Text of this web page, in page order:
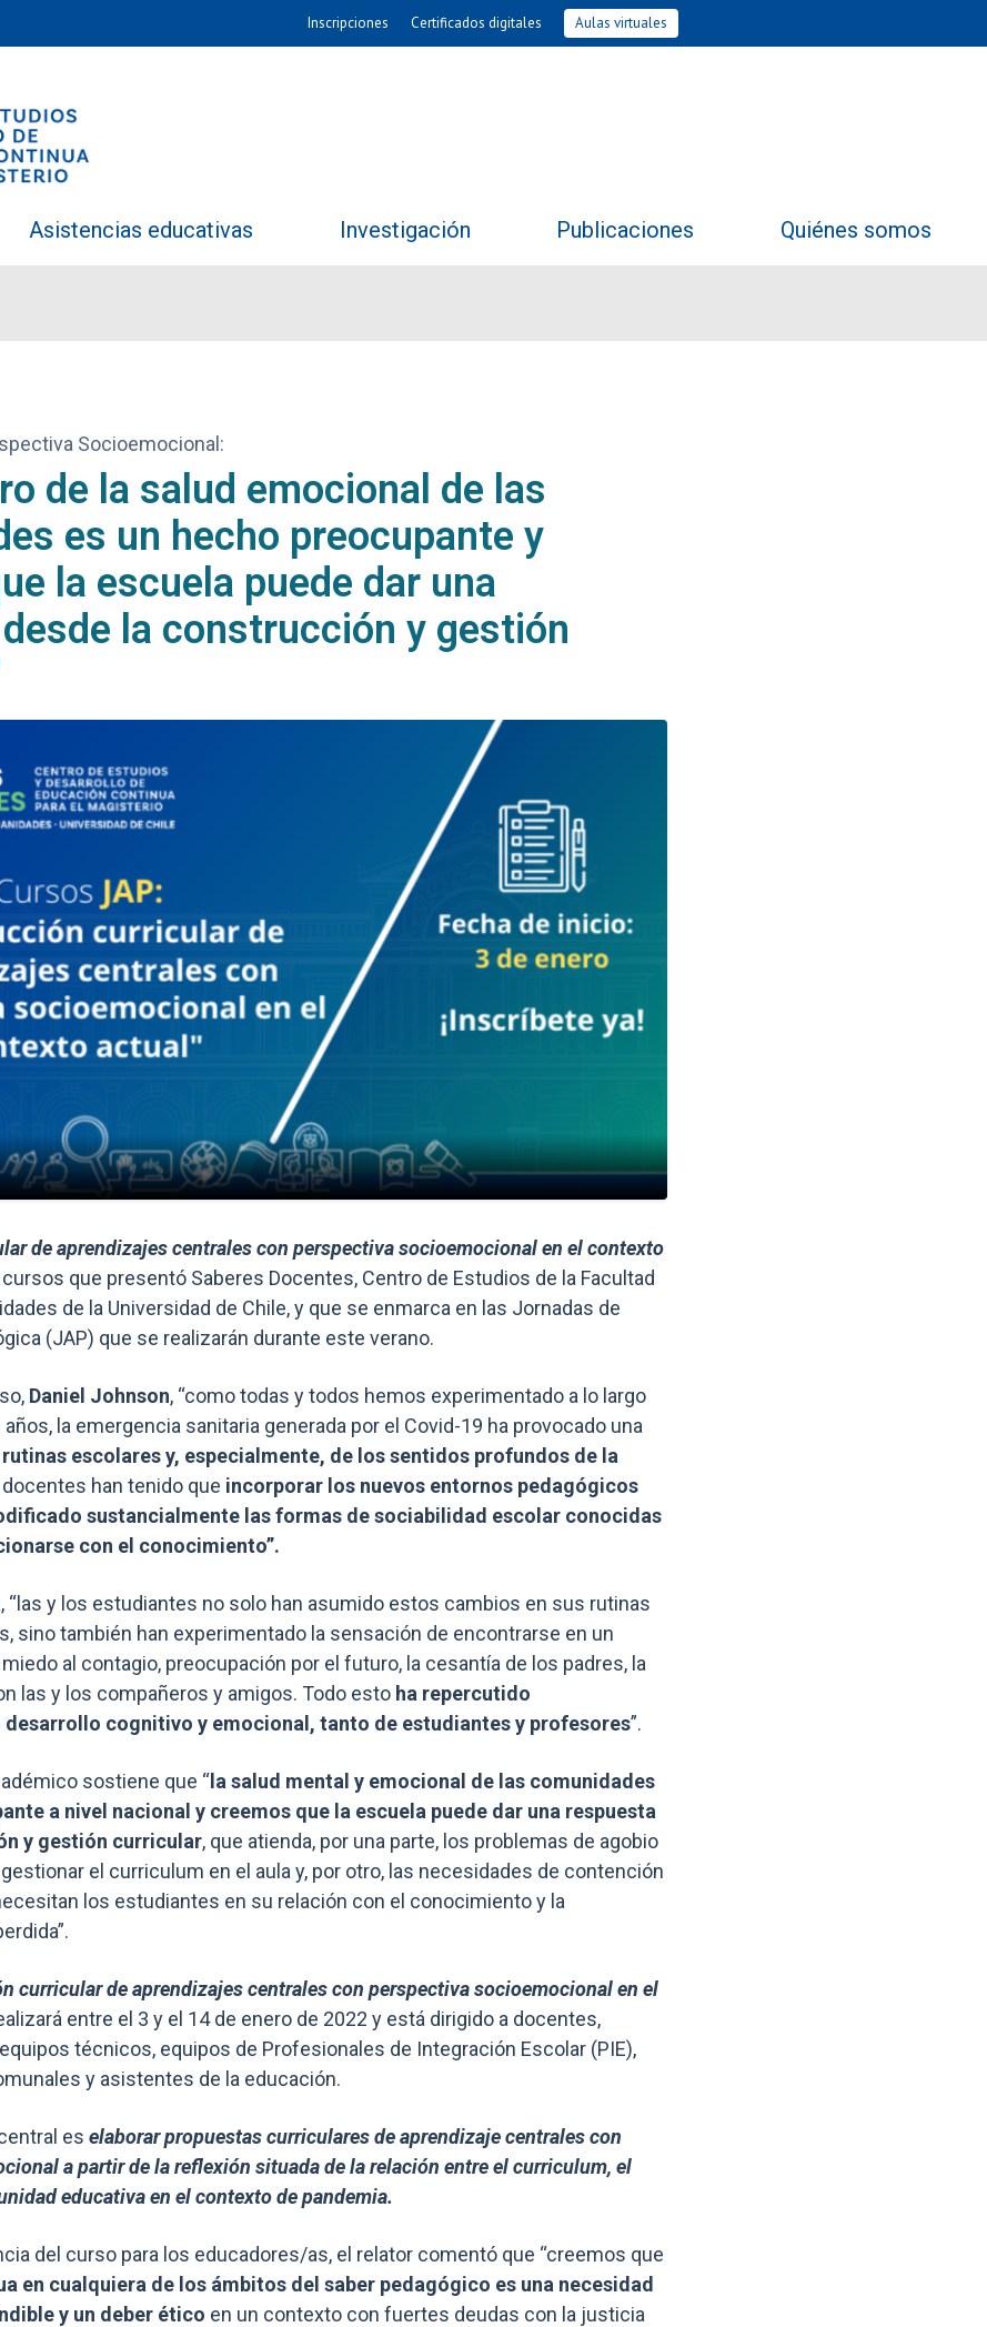
Inscripciones Certificados digitales Aulas virtuales
Asistencias educativas Investigación Publicaciones Quiénes somos
Socioemocional:
de la salud emocional de las
es un hecho preocupante y
la escuela puede dar una
la construcción y gestión
de aprendizajes centrales con perspectiva socioemocional en el contexto
que presentó Saberes Docentes, Centro de Estudios de la Facultad
de la Universidad de Chile, y que se enmarca en las Jornadas de
(JAP) que se realizarán durante este verano.
Daniel Johnson, “como todas y todos hemos experimentado a lo largo
la emergencia sanitaria generada por el Covid-19 ha provocado una
escolares y, especialmente, de los sentidos profundos de la
han tenido que incorporar los nuevos entornos pedagógicos
sustancialmente las formas de sociabilidad escolar conocidas
con el conocimiento”.
“las y los estudiantes no solo han asumido estos cambios en sus rutinas
sino también han experimentado la sensación de encontrarse en un
al contagio, preocupación por el futuro, la cesantía de los padres, la
las y los compañeros y amigos. Todo esto ha repercutido
desarrollo cognitivo y emocional, tanto de estudiantes y profesores”.
sostiene que “ la salud mental y emocional de las comunidades
a nivel nacional y creemos que la escuela puede dar una respuesta
y gestión curricular, que atienda, por una parte, los problemas de agobio
el curriculum en el aula y, por otro, las necesidades de contención
los estudiantes en su relación con el conocimiento y la
curricular de aprendizajes centrales con perspectiva socioemocional en el
entre el 3 y el 14 de enero de 2022 y está dirigido a docentes,
técnicos, equipos de Profesionales de Integración Escolar (PIE),
y asistentes de la educación.
es elaborar propuestas curriculares de aprendizaje centrales con
a partir de la reflexión situada de la relación entre el curriculum, el
educativa en el contexto de pandemia.
del curso para los educadores/as, el relator comentó que “creemos que
en cualquiera de los ámbitos del saber pedagógico es una necesidad
y un deber ético en un contexto con fuertes deudas con la justicia